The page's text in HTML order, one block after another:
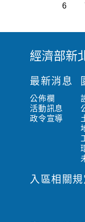
6
:
:
經濟部新
最新消息
公佈欄
活動訊息
政令宣導
入區相關規